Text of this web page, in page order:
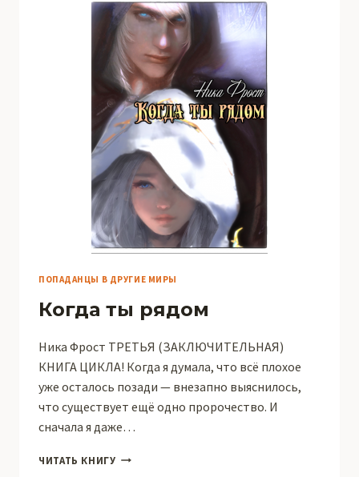
ПОПАДАНЦЫ В ДРУГИЕ МИРЫ
Когда ты рядом
Ника Фрост ТРЕТЬЯ (ЗАКЛЮЧИТЕЛЬНАЯ)
КНИГА ЦИКЛА! Когда я думала, что всё плохое
уже осталось позади — внезапно выяснилось,
что существует ещё одно пророчество. И
сначала я даже…
ЧИТАТЬ КНИГУ КОГДА